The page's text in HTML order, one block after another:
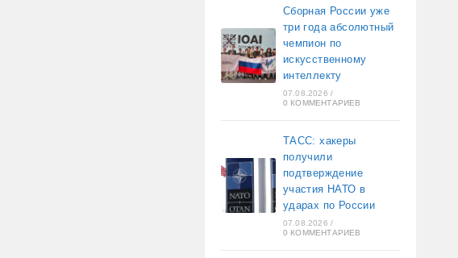
Сборная России уже
три года абсолютный
чемпион по
искусственному
интеллекту
07.08.2026 /
0 КОММЕНТАРИЕВ
ТАСС: хакеры
получили
подтверждение
участия НАТО в
ударах по России
07.08.2026 /
0 КОММЕНТАРИЕВ